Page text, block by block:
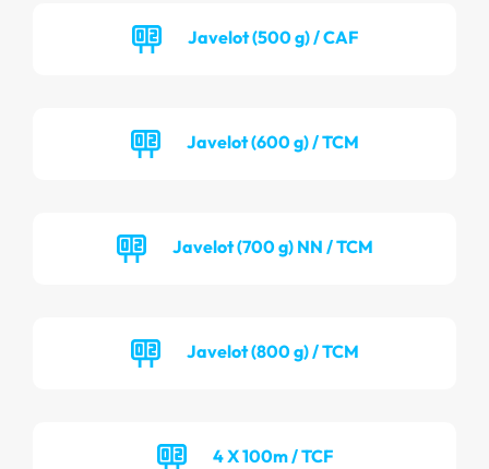
Javelot (500 g) / CAF
Javelot (600 g) / TCM
Javelot (700 g) NN / TCM
Javelot (800 g) / TCM
4 X 100m / TCF